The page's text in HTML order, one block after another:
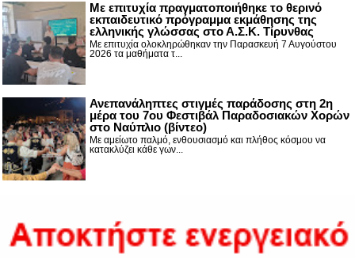
Με επιτυχία πραγματοποιήθηκε το θερινό
εκπαιδευτικό πρόγραμμα εκμάθησης της
ελληνικής γλώσσας στο Α.Σ.Κ. Τίρυνθας
Με επιτυχία ολοκληρώθηκαν την Παρασκευή 7 Αυγούστου
2026 τα μαθήματα τ...
Ανεπανάληπτες στιγμές παράδοσης στη 2η
μέρα του 7ου Φεστιβάλ Παραδοσιακών Χορών
στο Ναύπλιο (βίντεο)
Με αμείωτο παλμό, ενθουσιασμό και πλήθος κόσμου να
κατακλύζει κάθε γων...